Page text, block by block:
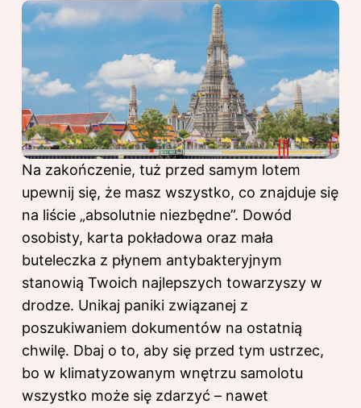
Na zakończenie, tuż przed samym lotem
upewnij się, że masz wszystko, co znajduje się
na liście „absolutnie niezbędne”. Dowód
osobisty, karta pokładowa oraz mała
buteleczka z płynem antybakteryjnym
stanowią Twoich najlepszych towarzyszy w
drodze. Unikaj paniki związanej z
poszukiwaniem dokumentów na ostatnią
chwilę. Dbaj o to, aby się przed tym ustrzec,
bo w klimatyzowanym wnętrzu samolotu
wszystko może się zdarzyć – nawet